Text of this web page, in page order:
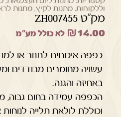
וללקוחות,מתנות לקיץ,מתנות
מק"ט ZH007455
₪14.00 לא כולל מע"מ
עשויה מחומרים מבודדים
באחיזה והגנה.
הכפפה עמידה בחום גבוה,
וכוללת לולאת תלייה